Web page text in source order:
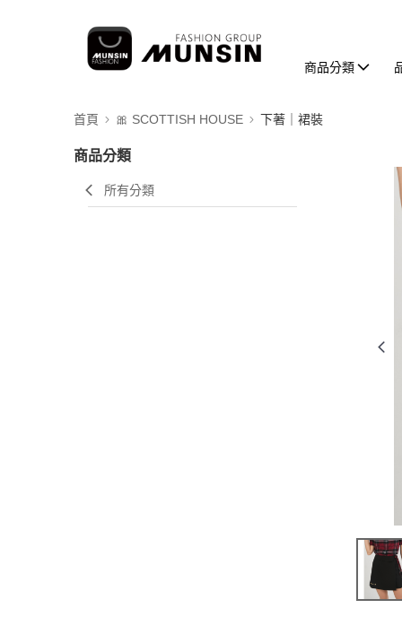
商品分類
首頁 🎀 SCOTTISH HOUSE 下著｜裙裝
商品分類
所有分類